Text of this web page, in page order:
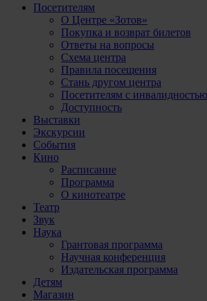
Посетителям
О Центре «Зотов»
Покупка и возврат билетов
Ответы на вопросы
Схема центра
Правила посещения
Стань другом центра
Посетителям с инвалидностью
Доступность
Выставки
Экскурсии
События
Кино
Расписание
Программа
О кинотеатре
Театр
Звук
Наука
Грантовая программа
Научная конференция
Издательская программа
Детям
Магазин